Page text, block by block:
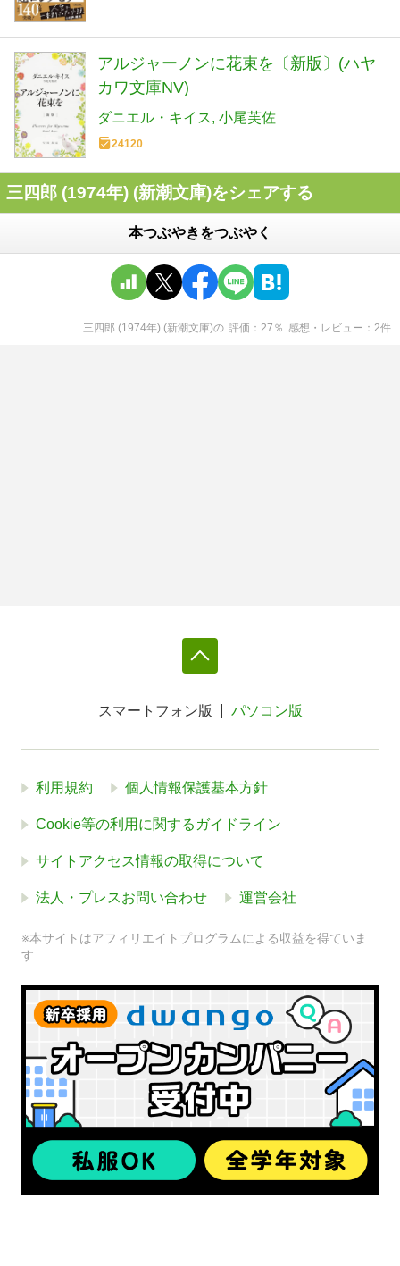
アルジャーノンに花束を〔新版〕(ハヤ
カワ文庫NV)
ダニエル・キイス 小尾芙佐
24120
三四郎 (1974年) (新潮文庫)をシェアする
本つぶやきをつぶやく
三四郎 (1974年) (新潮文庫)の 評価 27 ％ 感想・レビュー 2件
スマートフォン版 パソコン版
利用規約 個人情報保護基本方針
Cookie等の利用に関するガイドライン
サイトアクセス情報の取得について
法人・プレスお問い合わせ 運営会社
※本サイトはアフィリエイトプログラムによる収益を得ていま
す